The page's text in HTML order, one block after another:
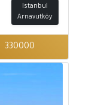
Istanbul
Arnavutköy
330000